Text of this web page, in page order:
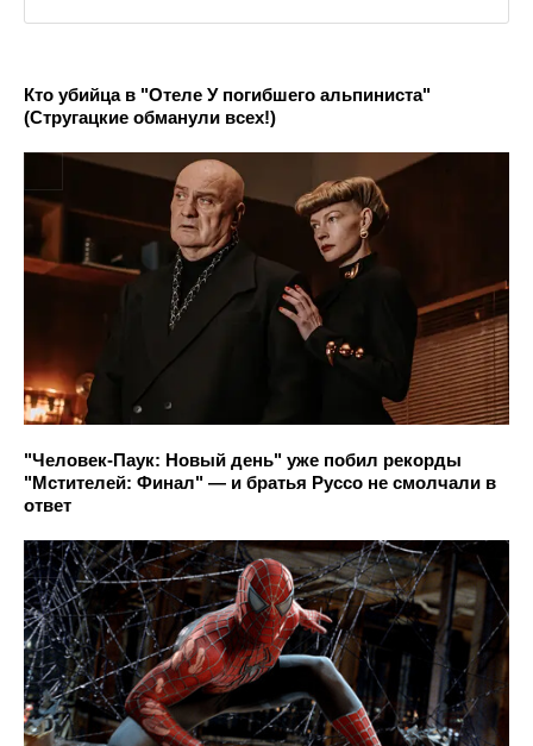
Кто убийца в "Отеле У погибшего альпиниста"
(Стругацкие обманули всех!)
"Человек-Паук: Новый день" уже побил рекорды
"Мстителей: Финал" — и братья Руссо не смолчали в
ответ